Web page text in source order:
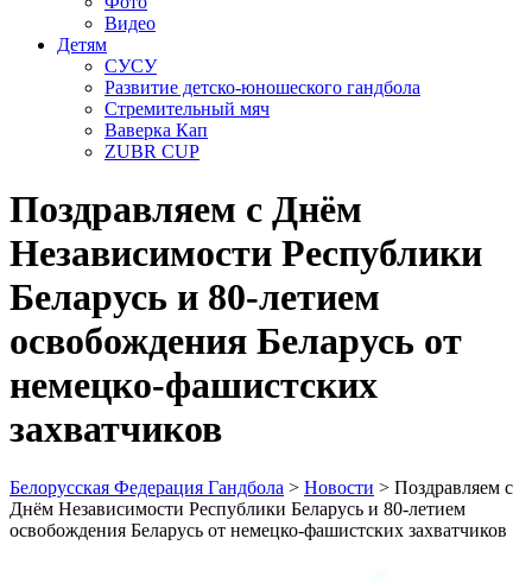
Видео
Детям
СУСУ
Развитие детско-юношеского гандбола
Стремительный мяч
Ваверка Кап
ZUBR CUP
Поздравляем с Днём
Независимости Республики
Беларусь и 80-летием
освобождения Беларусь от
немецко-фашистских
захватчиков
Белорусская Федерация Гандбола > Новости > Поздравляем с
Днём Независимости Республики Беларусь и 80-летием
освобождения Беларусь от немецко-фашистских захватчиков